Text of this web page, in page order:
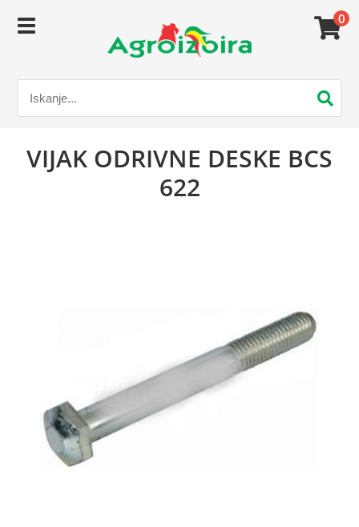
0
VIJAK ODRIVNE DESKE BCS
622